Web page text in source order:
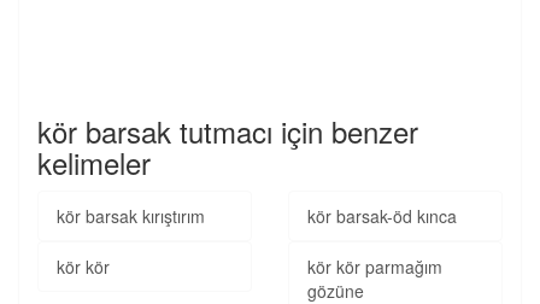
kör barsak tutmacı için benzer
kelimeler
kör barsak kırıştırım kör barsak-öd kınca
kör kör
kör kör parmağım
gözüne